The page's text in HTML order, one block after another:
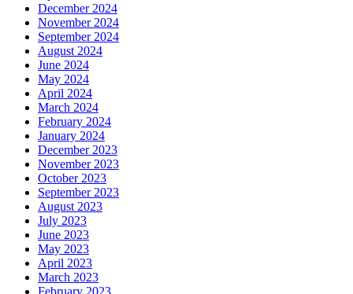
December 2024
November 2024
September 2024
August 2024
June 2024
May 2024
April 2024
March 2024
February 2024
January 2024
December 2023
November 2023
October 2023
September 2023
August 2023
July 2023
June 2023
May 2023
April 2023
March 2023
February 2023